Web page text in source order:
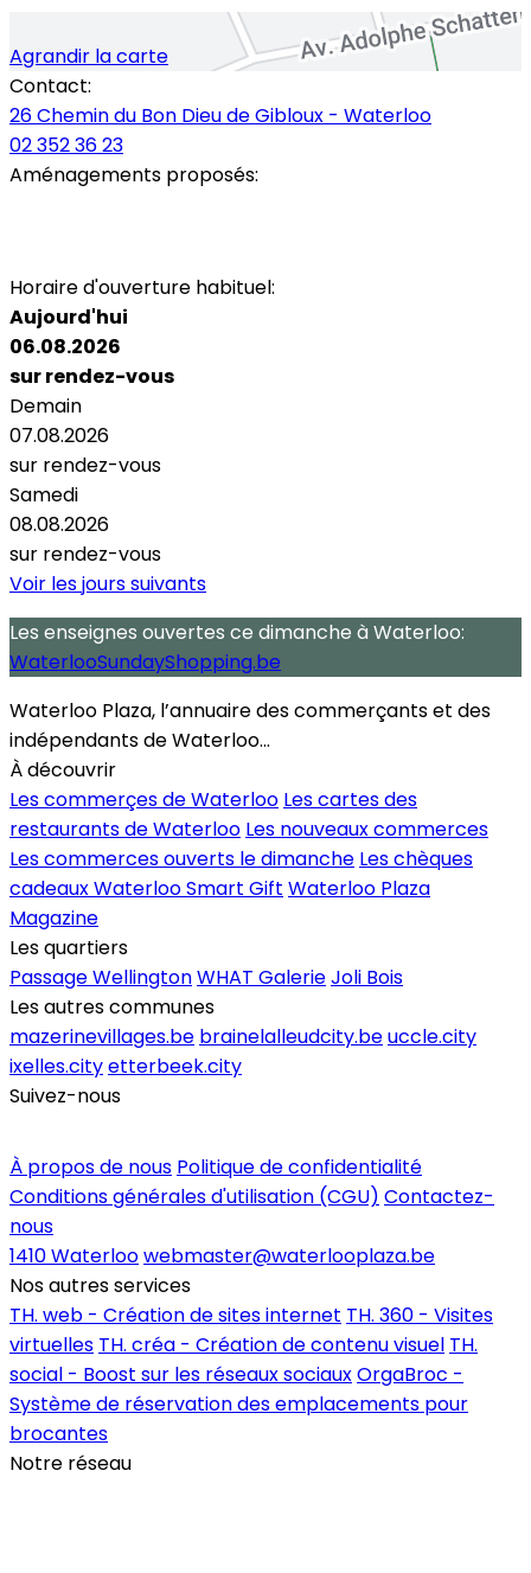
Agrandir la carte
Contact:
26 Chemin du Bon Dieu de Gibloux - Waterloo
02 352 36 23
Aménagements proposés:
Horaire d'ouverture habituel:
Aujourd'hui
06.08.2026
sur rendez-vous
Demain
07.08.2026
sur rendez-vous
Samedi
08.08.2026
sur rendez-vous
Voir les jours suivants
Les enseignes ouvertes ce dimanche à Waterloo:
WaterlooSundayShopping.be
Waterloo Plaza, l’annuaire des commerçants et des
indépendants de Waterloo...
À découvrir
Les commerçes de Waterloo Les cartes des
restaurants de Waterloo Les nouveaux commerces
Les commerces ouverts le dimanche Les chèques
cadeaux Waterloo Smart Gift Waterloo Plaza
Magazine
Les quartiers
Passage WellingtonWHAT GalerieJoli Bois
Les autres communes
mazerinevillages.be brainelalleudcity.beuccle.city
ixelles.cityetterbeek.city
Suivez-nous
À propos de nous Politique de confidentialité
Conditions générales d'utilisation (CGU) Contactez-
nous
1410 Waterloowebmaster@waterlooplaza.be
Nos autres services
TH. web - Création de sites internet TH. 360 - Visites
virtuelles TH. créa - Création de contenu visuel TH.
social - Boost sur les réseaux sociauxOrgaBroc -
Système de réservation des emplacements pour
brocantes
Notre réseau